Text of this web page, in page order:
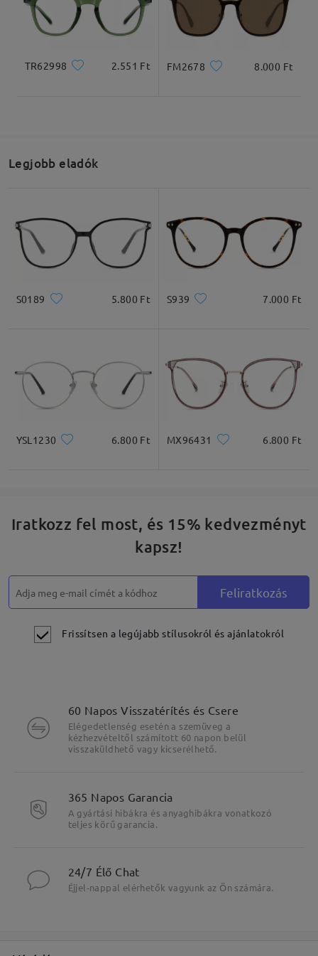
Teljes szélesség Szárhossz
Ajánlott arcformák
* Csak tájékoztató jellegű
Fő jellemzők kiemelése
TR62998 2.551 Ft FM2678 8.000 Ft
Legjobb eladók
S0189 5.800 Ft S939 7.000 Ft
YSL1230 6.800 Ft MX96431 6.800 Ft
Iratkozz fel most, és 15% kedvezményt
kapsz!
Feliratkozás
Frissítsen a legújabb stílusokról és ajánlatokról
60 Napos Visszatérítés és Csere
Elégedetlenség esetén a szemüveg a
kézhezvételtől számított 60 napon belül
visszaküldhető vagy kicserélhető.
365 Napos Garancia
A gyártási hibákra és anyaghibákra vonatkozó
teljes körű garancia.
24/7 Élő Chat
Éjjel-nappal elérhetők vagyunk az Ön számára.